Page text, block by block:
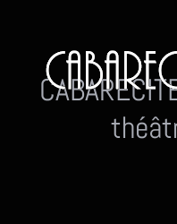
contenu